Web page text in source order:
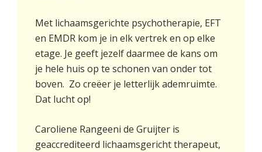
Met lichaamsgerichte psychotherapie, EFT
en EMDR kom je in elk vertrek en op elke
etage. Je geeft jezelf daarmee de kans om
je hele huis op te schonen van onder tot
boven. Zo creëer je letterlijk ademruimte.
Dat lucht op!
Caroliene Rangeeni de Gruijter is
geaccrediteerd lichaamsgericht therapeut,